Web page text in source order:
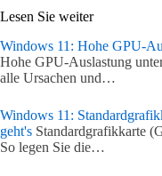
Lesen Sie weiter
Windows 11: Hohe GPU-
Hohe GPU-Auslastung
alle Ursachen und…
Windows 11:
geht's Standardgrafikkarte
So legen Sie die…